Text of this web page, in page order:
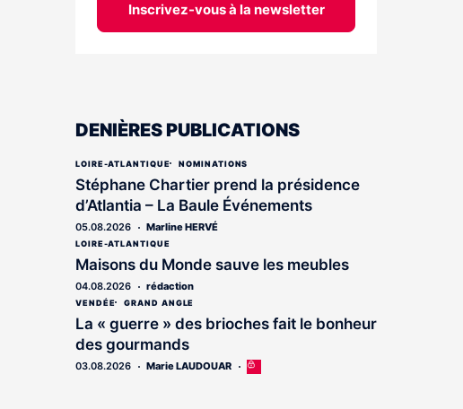
Inscrivez-vous à la newsletter
DENIÈRES PUBLICATIONS
LOIRE-ATLANTIQUE NOMINATIONS
Stéphane Chartier prend la présidence
d’Atlantia – La Baule Événements
05.08.2026 Marline HERVÉ
LOIRE-ATLANTIQUE
Maisons du Monde sauve les meubles
04.08.2026 rédaction
VENDÉE GRAND ANGLE
La « guerre » des brioches fait le bonheur
des gourmands
03.08.2026 Marie LAUDOUAR
Cet